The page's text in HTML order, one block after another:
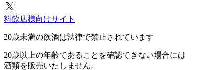
料飲店様向けサイト
20歳未満の飲酒は法律で禁止されています
20歳以上の年齢であることを確認できない場合には
酒類を販売いたしません。